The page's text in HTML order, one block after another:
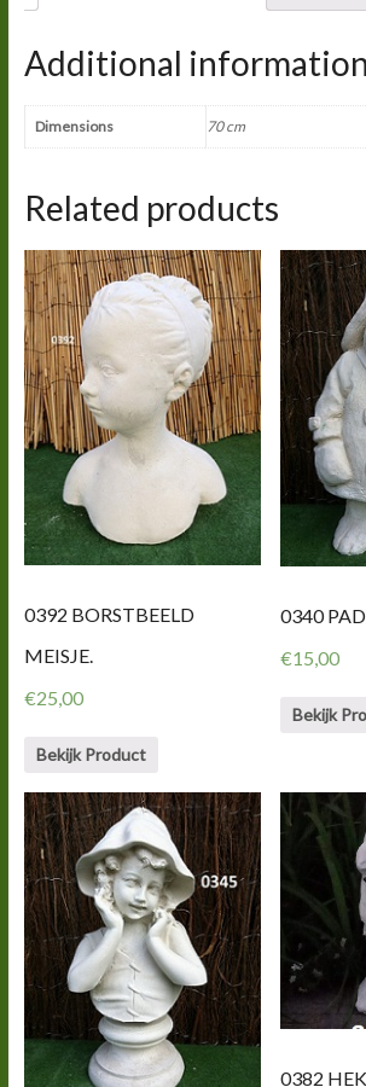
Additional information
Dimensions 70 cm
Related products
0392 BORSTBEELD
MEISJE.
€25,00
Bekijk Product
0340
€15,00
Bekijk
0382